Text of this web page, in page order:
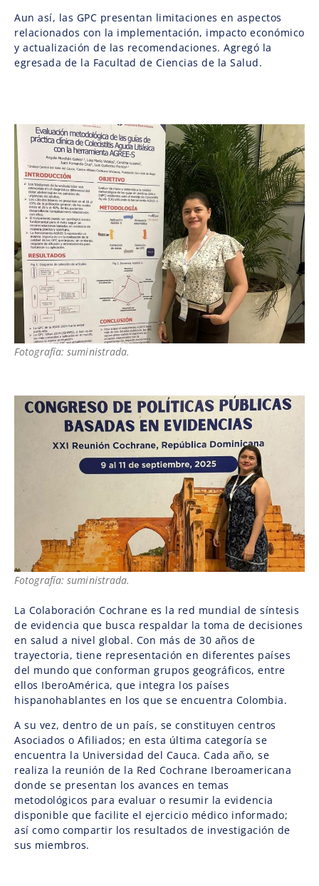
Aun así, las GPC presentan limitaciones en aspectos
relacionados con la implementación, impacto económico
y actualización de las recomendaciones. Agregó la
egresada de la Facultad de Ciencias de la Salud.
Fotografía: suministrada.
Fotografía: suministrada.
La Colaboración Cochrane es la red mundial de síntesis
de evidencia que busca respaldar la toma de decisiones
en salud a nivel global. Con más de 30 años de
trayectoria, tiene representación en diferentes países
del mundo que conforman grupos geográficos, entre
ellos IberoAmérica, que integra los países
hispanohablantes en los que se encuentra Colombia.
A su vez, dentro de un país, se constituyen centros
Asociados o Afiliados; en esta última categoría se
encuentra la Universidad del Cauca. Cada año, se
realiza la reunión de la Red Cochrane Iberoamericana
donde se presentan los avances en temas
metodológicos para evaluar o resumir la evidencia
disponible que facilite el ejercicio médico informado;
así como compartir los resultados de investigación de
sus miembros.